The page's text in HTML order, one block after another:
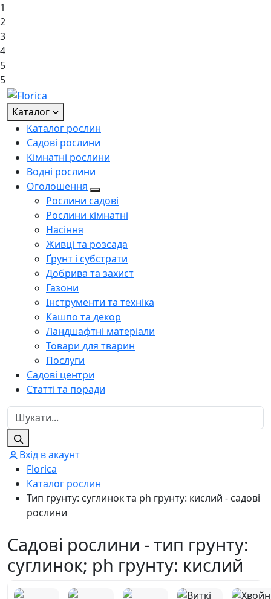
1
2
3
4
5
5
Каталог
Каталог рослин
Садові рослини
Кімнатні рослини
Водні рослини
Оголошення
Рослини садові
Рослини кімнатні
Насіння
Живці та розсада
Ґрунт і субстрати
Добрива та захист
Газони
Інструменти та техніка
Кашпо та декор
Ландшафтні матеріали
Товари для тварин
Послуги
Садові центри
Статті та поради
Вхід в акаунт
Florica
Каталог рослин
Тип грунту: суглинок та ph грунту: кислий - садові
рослини
Садові рослини - тип грунту:
суглинок; ph грунту: кислий